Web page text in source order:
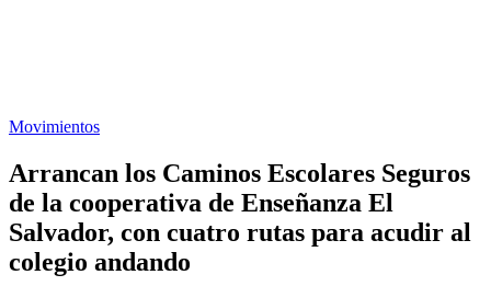
Movimientos
Arrancan los Caminos Escolares Seguros
de la cooperativa de Enseñanza El
Salvador, con cuatro rutas para acudir al
colegio andando